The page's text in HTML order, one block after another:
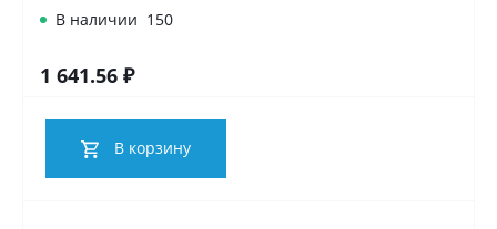
В наличии 150
1 641.56 ₽
В корзину